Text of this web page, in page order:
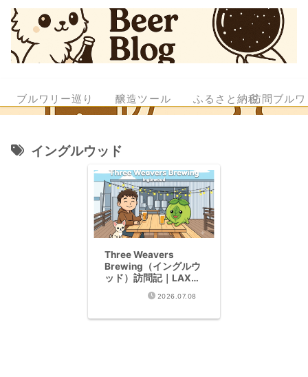
ブルワリー巡り 醸造ツール ふるさと納税訪問ブル
イングルウッド
Three Weavers
Brewing（イングルウ
ッド）訪問記｜LAX近
郊のWest Coast IPA
2026.07.08